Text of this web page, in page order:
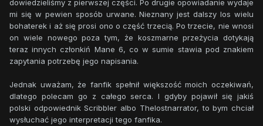
dowiedzieliśmy z pierwszej części. Po drugie opowiadanie wydaje
mi się w pewien sposób urwane. Nieznany jest dalszy los wielu
bohaterek i aż się prosi ono o część trzecią. Po trzecie, nie wnosi
on wiele nowego poza tym, że koszmarne przeżycia dotykają
teraz innych członkiń Mane 6, co w sumie stawia pod znakiem
zapytania potrzebę jego napisania.
Jednak uważam, że fanfik spełnił większość moich oczekiwań,
dlatego polecam go z całego serca. I gdyby pojawił się jakiś
polski odpowiednik Scribbler albo Thelostnarrator, to bym chciał
wysłuchać jego interpretacji tego fanfika.